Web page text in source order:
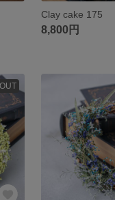
Clay cake 175
8,800円